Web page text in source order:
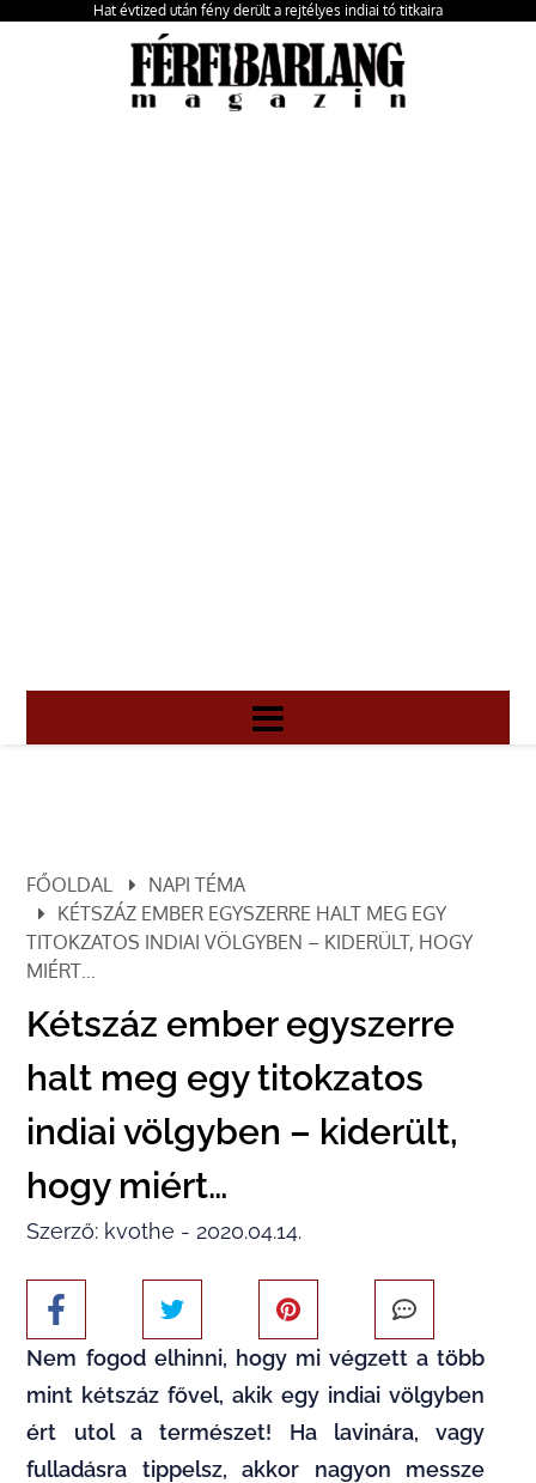
Hat évtized után fény derült a rejtélyes indiai tó titkaira
FŐOLDAL
NAPI TÉMA
KÉTSZÁZ EMBER EGYSZERRE HALT MEG EGY
TITOKZATOS INDIAI VÖLGYBEN – KIDERÜLT, HOGY
MIÉRT…
Kétszáz ember egyszerre
halt meg egy titokzatos
indiai völgyben – kiderült,
hogy miért…
Szerző: kvothe - 2020.04.14.
Nem fogod elhinni, hogy mi végzett a több
mint kétszáz fővel, akik egy indiai völgyben
ért utol a természet! Ha lavinára, vagy
fulladásra tippelsz, akkor nagyon messze